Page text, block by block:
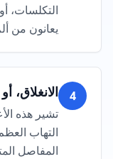
التكلسات،
يعانون من
4 الانغلاق،
تشير هذه
التهاب
المفاصل